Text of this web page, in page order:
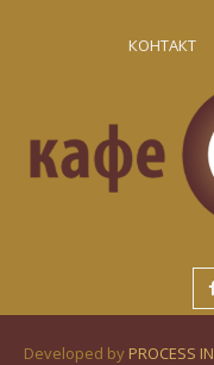
КОНТАКТ
Developed by PROCESS IN